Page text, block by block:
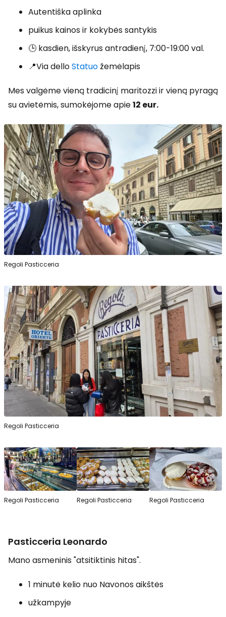
Autentiška aplinka
puikus kainos ir kokybės santykis
🕒 kasdien, išskyrus antradienį, 7:00-19:00 val.
📍Via delloStatuo žemėlapis
Mes valgėme vieną tradicinį maritozzi ir vieną pyragą
su avietėmis, sumokėjome apie12 eur.
Regoli Pasticceria
Regoli Pasticceria
Regoli Pasticceria Regoli Pasticceria Regoli Pasticceria
Pasticceria Leonardo
Mano asmeninis "atsitiktinis hitas".
1 minutė kelio nuo Navonos aikštės
užkampyje